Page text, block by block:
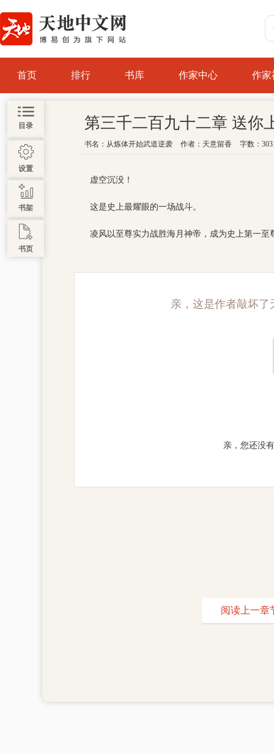
首页 排行 书库 作家中心 作家
目录
设置
书架
书页
第三千二百九十二章 送你
书名： 从炼体开始武道逆袭 作者： 天意留香 字数：
虚空沉没！
这是史上最耀眼的一场战斗。
凌风以至尊实力战胜海月神帝，成为史上第一至
亲，这是作者敲坏
亲，您还没
阅读上一章